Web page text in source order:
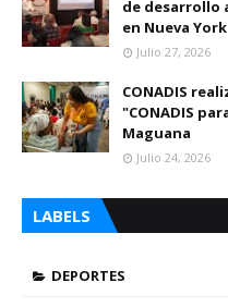
de desarrollo
en Nueva York
Julio 27, 2026
CONADIS
"CONADIS
Maguana
Julio 24, 2026
LABELS
DEPORTES